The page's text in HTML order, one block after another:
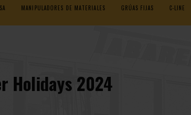
MANIPULADORES DE MATERIALES GRÚAS FIJAS C-LINE
Holidays 2024